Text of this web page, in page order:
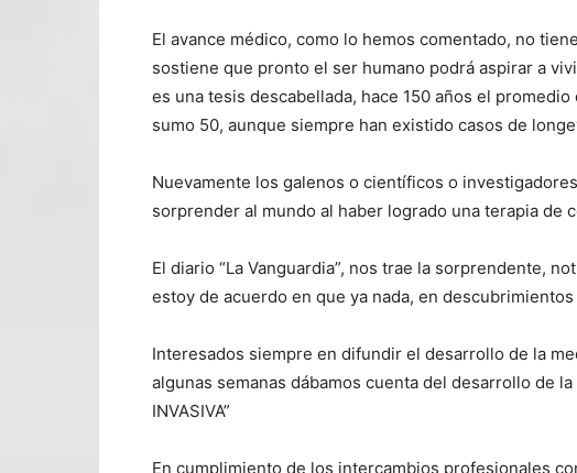
El avance médico, como lo hemos comentado, no
sostiene que pronto el ser humano podrá aspirar a
es una tesis descabellada, hace 150 años el
sumo 50, aunque siempre han existido casos de
Nuevamente los galenos o científicos o
sorprender al mundo al haber logrado una terapia de
El diario “La Vanguardia”, nos trae la sorprendente,
estoy de acuerdo en que ya nada, en
Interesados siempre en difundir el desarrollo de la
algunas semanas dábamos cuenta del desarrollo de
INVASIVA”
En cumplimiento de los intercambios profesionales